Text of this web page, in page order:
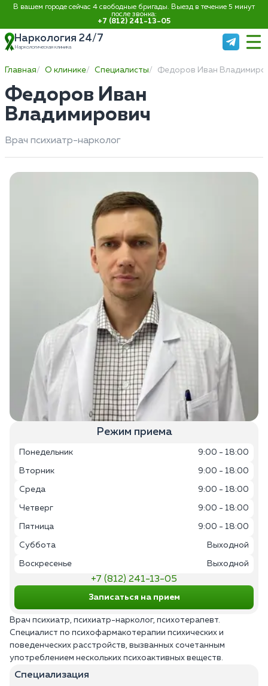
В вашем городе сейчас 4 свободные бригады. Выезд в течение 5 минут
после звонка:
+7 (812) 241-13-05
Наркология 24/7
Наркологическая клиника
Главная О клинике Специалисты Федоров Иван
Федоров Иван
Владимирович
Врач психиатр-нарколог
Режим приема
Понедельник 9:00 - 18:00
Вторник 9:00 - 18:00
Среда 9:00 - 18:00
Четверг 9:00 - 18:00
Пятница 9:00 - 18:00
Суббота Выходной
Воскресенье Выходной
+7 (812) 241-13-05
Записаться на прием
Врач психиатр, психиатр-нарколог, психотерапевт.
Специалист по психофармакотерапии психических и
поведенческих расстройств, вызванных сочетанным
употреблением нескольких психоактивных веществ.
Специализация